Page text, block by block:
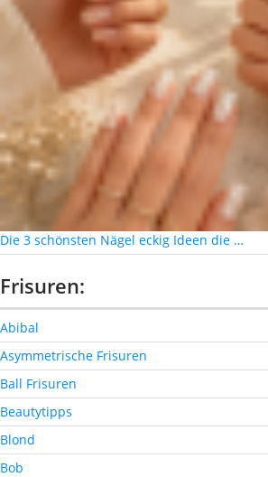
Die 3 schönsten Nägel eckig Ideen die …
Frisuren:
Abibal
Asymmetrische Frisuren
Ball Frisuren
Beautytipps
Blond
Bob